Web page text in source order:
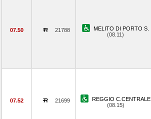
07.50 21788
MELITO DI PORTO S.
(08.11)
07.52 21699
REGGIO C.CENTRALE
(08.15)